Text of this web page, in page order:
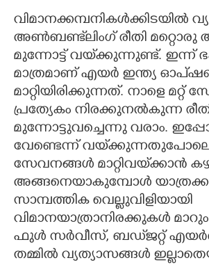
വിമാനക്കമ്പനികൾക്കിടയിൽ
അൺബണ്ട്‌ലിംഗ് രീതി മറ്റൊരു
മുന്നോട്ട് വയ്‌ക്കുന്നുണ്ട്. ഇന്ന്
മാത്രമാണ് എയർ ഇന്ത്യ
മാറ്റിയിരിക്കുന്നത്. നാളെ
പ്രത്യേകം നിരക്കുനൽകുന്ന
മുന്നോട്ടുവച്ചെന്നു വരാം.
വേണ്ടെന്ന്
സേവനങ്ങൾ മാറ്റിവയ്‌ക്കാൻ
അങ്ങനെയാകുമ്പോൾ
സാമ്പത്തിക വെല്ലുവിളിയായി
വിമാനയാത്രാനിരക്കുകൾ
ഫുൾ സർവീസ്, ബഡ്‌ജറ്റ്
തമ്മിൽ വ്യത്യാസങ്ങൾ